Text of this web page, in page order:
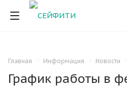
Главная Информация Новости
График работы в